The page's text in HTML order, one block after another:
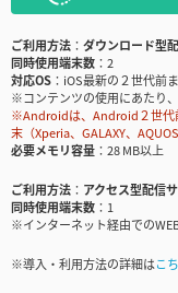
ご利用方法
ダウンロード型
同時使用端末数
2
対応OS
iOS最新の２世代前
※コンテンツの使用にあたり
※Androidは、Android２世代
末（Xperia、GALAXY、
必要メモリ容量
28 MB以上
ご利用方法
アクセス型配信
同時使用端末数
1
※インターネット経由での
※導入・利用方法の詳細はこ